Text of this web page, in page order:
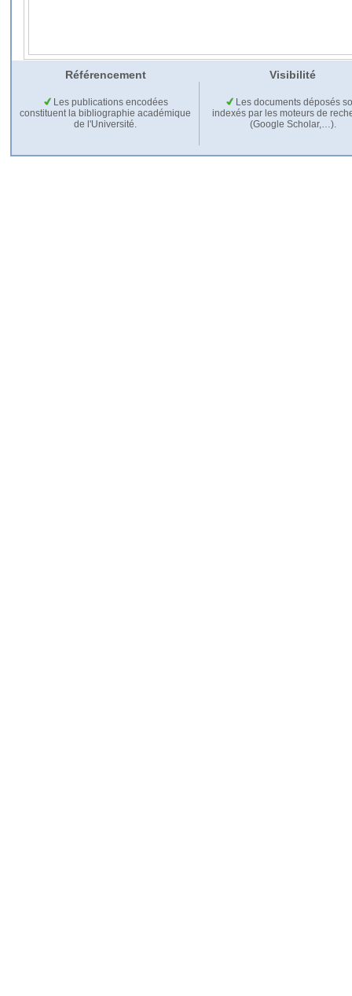
Référencement Visibilité
Les publications encodées
constituent la bibliographie académique
de l'Université.
Les documents déposés
indexés par les moteurs de
(Google Scholar,…).